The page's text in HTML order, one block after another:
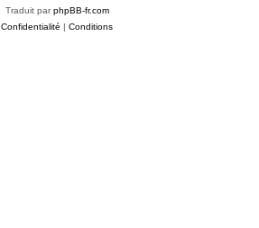
Traduit parphpBB-fr.com
Confidentialité | Conditions